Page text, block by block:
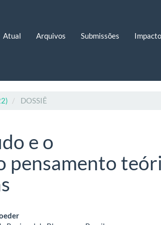
Atual Arquivos Submissões Impacto
DOSSIÊ
e o
pensamento